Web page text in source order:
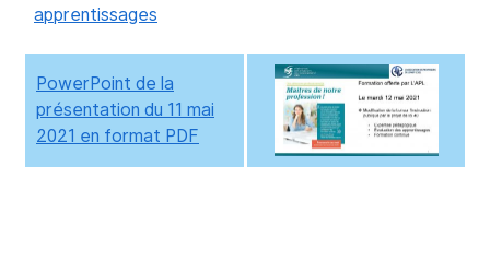
apprentissages
PowerPoint de la
présentation du 11 mai
2021 en format PDF